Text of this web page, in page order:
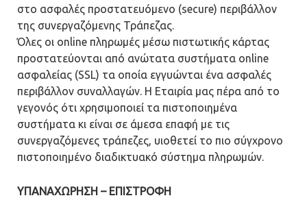
στο ασφαλές προστατευόμενο (secure) περιβάλλον
της συνεργαζόμενης Τράπεζας.
Όλες οι online πληρωμές μέσω πιστωτικής κάρτας
προστατεύονται από ανώτατα συστήματα online
ασφαλείας (SSL) τα οποία εγγυώνται ένα ασφαλές
περιβάλλον συναλλαγών. Η Εταιρία μας πέρα από το
γεγονός ότι χρησιμοποιεί τα πιστοποιημένα
συστήματα κι είναι σε άμεσα επαφή με τις
συνεργαζόμενες τράπεζες, υιοθετεί το πιο σύγχρονο
πιστοποιημένο διαδικτυακό σύστημα πληρωμών.
ΥΠΑΝΑΧΩΡΗΣΗ – ΕΠΙΣΤΡΟΦΗ